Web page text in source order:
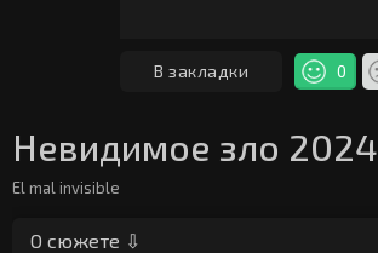
В закладки 0
Невидимое зло 2024
El mal invisible
О сюжете ⇩